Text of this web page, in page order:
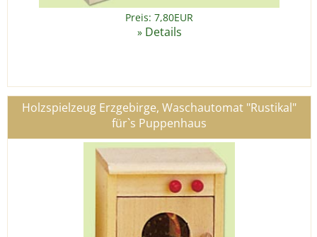
Preis: 7,80EUR
» Details
Holzspielzeug Erzgebirge, Waschautomat "Rustikal"
für`s Puppenhaus